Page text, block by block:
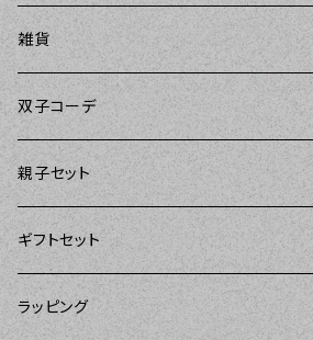
Carolyn's Kitchen（キャロリンズキッチン）
Sugar baby aprons（シュガーベイビー）
DII（ディーアイアイ）
MOZI（モジ）
amorico（アモリコ）
amorico（アモリコ）
The Sunday Girl（ザサンデーガール）
ASD Living（エーエスディーリビング）
Kitsch'n Glam（キッチングラム）
DII（ディーアイアイ）
エプロン
Kitsch'n Glam（キッチングラム）
Sierra Rose（シエラローズ）
DII（ディーアイアイ）
amorico（アモリコ）
雑貨
amorico（アモリコ）
雑貨
amorico（アモリコ）
The Sunday Girl（ザサンデーガール）
DII（ディーアイアイ）
Kitsch'n Glam（キッチングラム）
双子コーデ
The Sunday Girl（サンデーガール）
親子セット
ギフトセット
ラッピング